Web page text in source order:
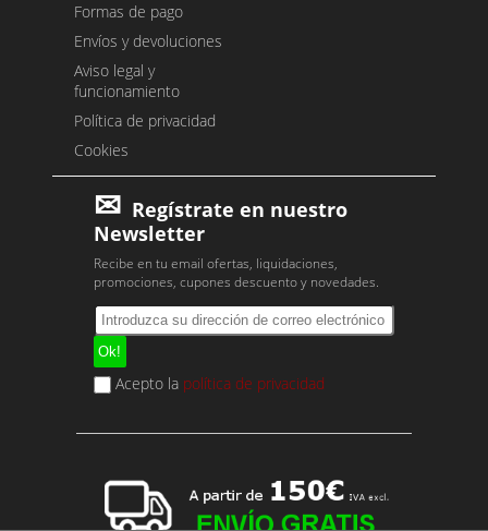
Formas de pago
Envíos y devoluciones
Aviso legal y
funcionamiento
Política de privacidad
Cookies
Regístrate en nuestro
Newsletter
Recibe en tu email ofertas, liquidaciones,
promociones, cupones descuento y novedades.
Acepto la política de privacidad